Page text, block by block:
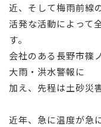
お問い合わせ
近、そして梅雨前線
活発な活動によって
す。
会社のある長野市篠
大雨・洪水警報に
加え、先程は土砂災
近年、急に温度が急